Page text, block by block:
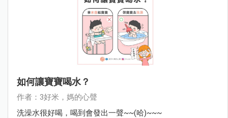
如何讓寶寶喝水？
作者：3好米，媽的心聲
洗澡水很好喝，喝到會發出一聲~~(哈)~~~